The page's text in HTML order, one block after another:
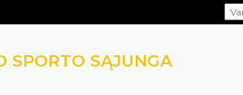
SPORTO SĄJUNGA